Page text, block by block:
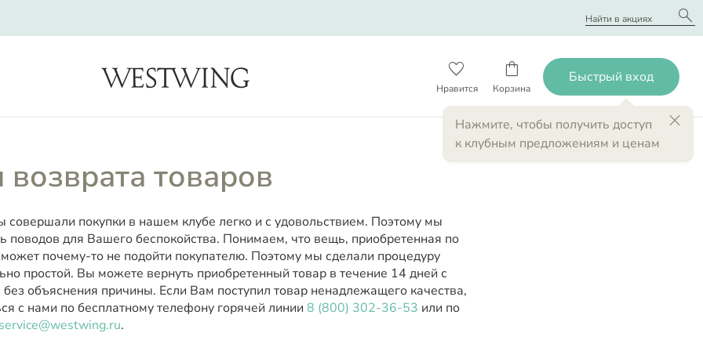
search
search
favorite_border shopping_bag
close
Нажмите, чтобы получить доступ
к клубным предложениям и ценам
товаров
покупки в нашем клубе легко и с удовольствием. Поэтому мы
поводов для Вашего беспокойства. Понимаем, что вещь, приобретенная по
может почему-то не подойти покупателю. Поэтому мы сделали процедуру
простой. Вы можете вернуть приобретенный товар в течение 14 дней с
объяснения причины. Если Вам поступил товар ненадлежащего качества,
с нами по бесплатному телефону горячей линии 8 (800) 302-36-53 или по
.